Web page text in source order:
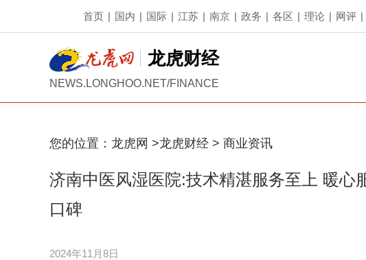
首页 | 国内 | 国际 | 江苏 | 南京 | 政务 | 各区 | 理论 | 网评 |
龙虎财经
NEWS.LONGHOO.NET/FINANCE
您的位置： 龙虎网 >龙虎财经 > 商业资讯
济南中医风湿医院:技术精湛服务至上 暖心
口碑
2024年11月8日